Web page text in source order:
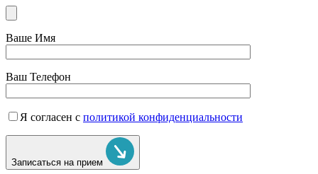
Ваше Имя
Ваш Телефон
Я согласен с политикой конфиденциальности
Записаться на прием